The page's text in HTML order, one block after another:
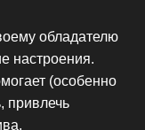
обладателю
настроения.
(особенно
привлечь